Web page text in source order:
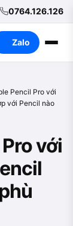
0764.126.126
Zalo
Pencil Pro với
với Pencil nào
với